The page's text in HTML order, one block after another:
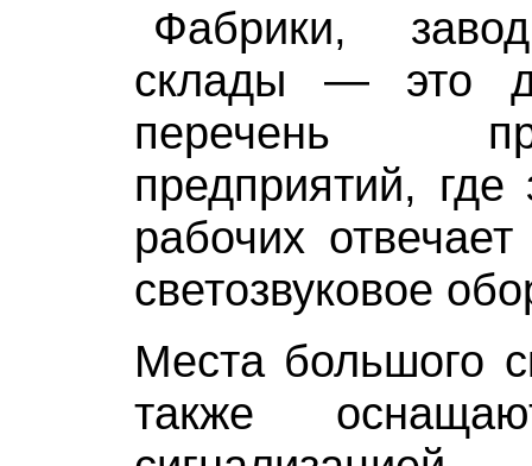
Фабрики,
склады — это
перечень
предприятий, где
рабочих
светозвуковое
Места большого
также